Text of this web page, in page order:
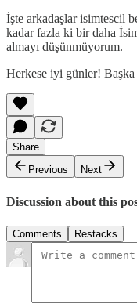
İşte arkadaşlar isimtescil
kadar fazla ki bir daha
almayı düşünmüyorum.
Herkese iyi günler!
Share
Previous
Next
Discussion about this
Comments Restacks